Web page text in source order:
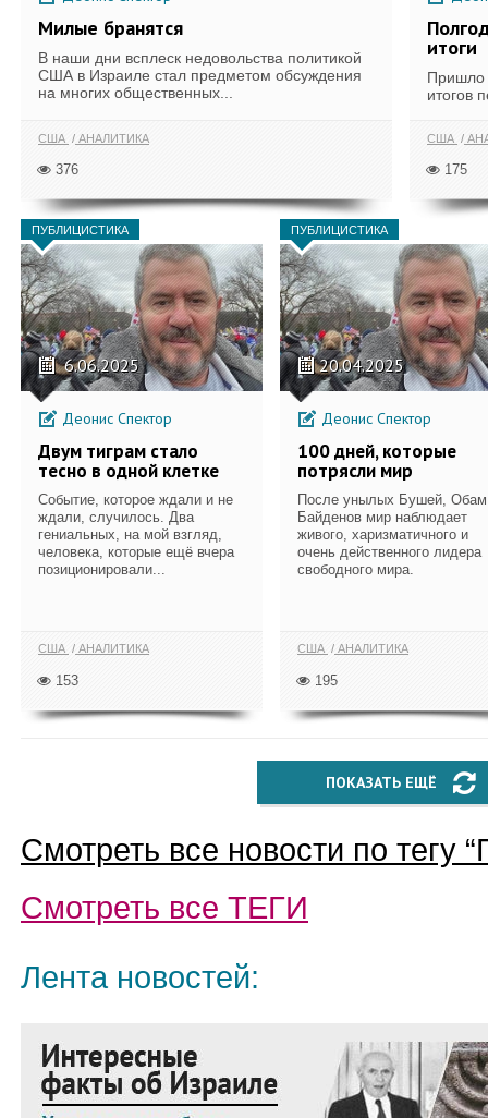
Милые бранятся
В наши дни всплеск недовольства политикой
США в Израиле стал предметом обсуждения
на многих общественных...
США АНАЛИТИКА
376
итоги
Пришло
итогов
США
175
ПУБЛИЦИСТИКА
6.06.2025
Деонис Спектор
Двум тиграм стало
тесно в одной клетке
Событие, которое ждали и не
ждали, случилось. Два
гениальных, на мой взгляд,
человека, которые ещё вчера
позиционировали...
США АНАЛИТИКА
153
ПУБЛИЦИСТИКА
20.04.2025
Деонис Спектор
100 дней, которые
потрясли мир
После унылых Бушей,
Байденов мир наблюдает
живого, харизматичного и
очень действенного лидера
свободного мира.
США АНАЛИТИКА
195
ПОКАЗАТЬ ЕЩЁ
Смотреть все новости по тегу “
Смотреть все ТЕГИ
Лента новостей: